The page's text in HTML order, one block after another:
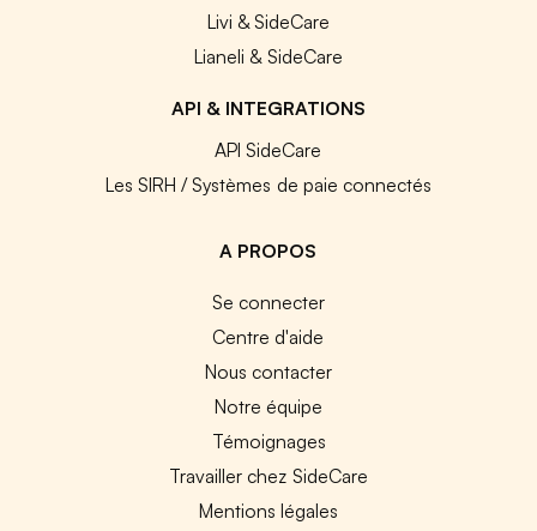
Livi & SideCare
Lianeli & SideCare
API & INTEGRATIONS
API SideCare
Les SIRH / Systèmes de paie connectés
A PROPOS
Se connecter
Centre d'aide
Nous contacter
Notre équipe
Témoignages
Travailler chez SideCare
Mentions légales